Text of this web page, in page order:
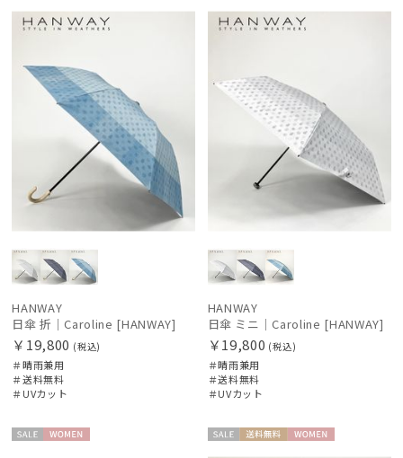
estaa
FLO(A)TUS
フロータス
FURLA
フルラ
Fuwacool®
Gracy
グレイシー
ハンウェイ
ヘレンカミンスキー
料
N
HANWAY
日傘 折｜Caroline [HANWAY]
￥19,800 (税込)
＃晴雨兼用
＃送料無料
＃UVカット
料
N
HANWAY
日傘 ミニ｜Caroline [HANWAY]
￥19,800 (税込)
＃晴雨兼用
＃送料無料
＃UVカット